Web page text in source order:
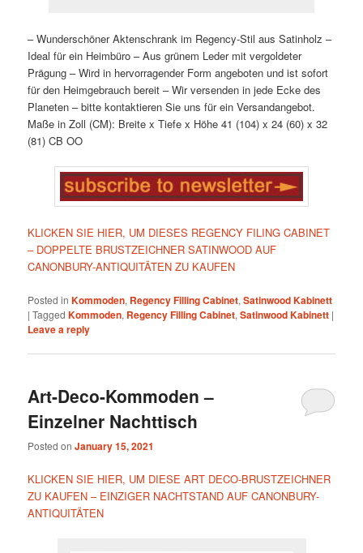
– Wunderschöner Aktenschrank im Regency-Stil aus Satinholz –
Ideal für ein Heimbüro – Aus grünem Leder mit vergoldeter
Prägung – Wird in hervorragender Form angeboten und ist sofort
für den Heimgebrauch bereit – Wir versenden in jede Ecke des
Planeten – bitte kontaktieren Sie uns für ein Versandangebot.
Maße in Zoll (CM): Breite x Tiefe x Höhe 41 (104) x 24 (60) x 32
(81) CB OO
KLICKEN SIE HIER, UM DIESES REGENCY FILING CABINET
– DOPPELTE BRUSTZEICHNER SATINWOOD AUF
CANONBURY-ANTIQUITÄTEN ZU KAUFEN
Posted in Kommoden, Regency Filling Cabinet,Satinwood Kabinett
|Tagged Kommoden, Regency Filling Cabinet,Satinwood Kabinett |
Leave a reply
Art-Deco-Kommoden –
Einzelner Nachttisch
Posted onJanuary 15, 2021
KLICKEN SIE HIER, UM DIESE ART DECO-BRUSTZEICHNER
ZU KAUFEN – EINZIGER NACHTSTAND AUF CANONBURY-
ANTIQUITÄTEN